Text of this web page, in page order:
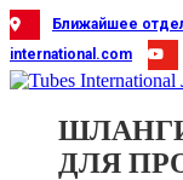
Skip
to
content
Ближайшее
international.com
ДЛЯ